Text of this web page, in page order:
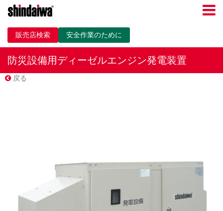
販売店検索 安全作業のために
防災設備用ディーゼルエンジン発電装置
戻る